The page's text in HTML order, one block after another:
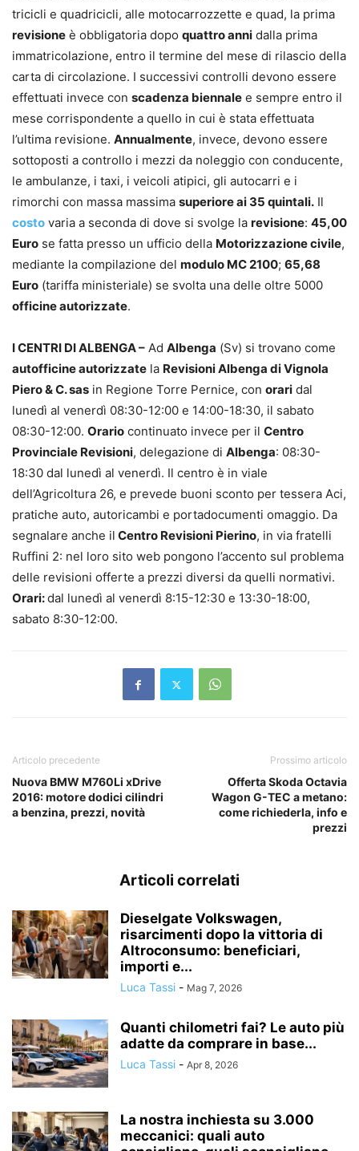
tricicli e quadricicli, alle motocarrozzette e quad, la prima
revisione è obbligatoria dopo quattro anni dalla prima
immatricolazione, entro il termine del mese di rilascio della
carta di circolazione. I successivi controlli devono essere
effettuati invece con scadenza biennale e sempre entro il
mese corrispondente a quello in cui è stata effettuata
l’ultima revisione. Annualmente, invece, devono essere
sottoposti a controllo i mezzi da noleggio con conducente,
le ambulanze, i taxi, i veicoli atipici, gli autocarri e i
rimorchi con massa massima superiore ai 35 quintali. Il
costo varia a seconda di dove si svolge la revisione: 45,00
Euro se fatta presso un ufficio della Motorizzazione civile,
mediante la compilazione del modulo MC 2100; 65,68
Euro (tariffa ministeriale) se svolta una delle oltre 5000
officine autorizzate.
I CENTRI DI ALBENGA – Ad Albenga (Sv) si trovano come
autofficine autorizzate la Revisioni Albenga di Vignola
Piero & C. sas in Regione Torre Pernice, con orari dal
lunedì al venerdì 08:30-12:00 e 14:00-18:30, il sabato
08:30-12:00. Orario continuato invece per il Centro
Provinciale Revisioni, delegazione di Albenga: 08:30-
18:30 dal lunedì al venerdì. Il centro è in viale
dell’Agricoltura 26, e prevede buoni sconto per tessera Aci,
pratiche auto, autoricambi e portadocumenti omaggio. Da
segnalare anche il Centro Revisioni Pierino, in via fratelli
Ruffini 2: nel loro sito web pongono l’accento sul problema
delle revisioni offerte a prezzi diversi da quelli normativi.
Orari:dal lunedì al venerdì 8:15-12:30 e 13:30-18:00,
sabato 8:30-12:00.
Articolo precedente
Nuova BMW M760Li xDrive
2016: motore dodici cilindri
a benzina, prezzi, novità
Prossimo articolo
Offerta Skoda Octavia
Wagon G-TEC a metano:
come richiederla, info e
prezzi
Articoli correlati
Dieselgate Volkswagen,
risarcimenti dopo la vittoria di
Altroconsumo: beneficiari,
importi e...
Luca Tassi - Mag 7, 2026
Quanti chilometri fai? Le auto più
adatte da comprare in base...
Luca Tassi - Apr 8, 2026
La nostra inchiesta su 3.000
meccanici: quali auto